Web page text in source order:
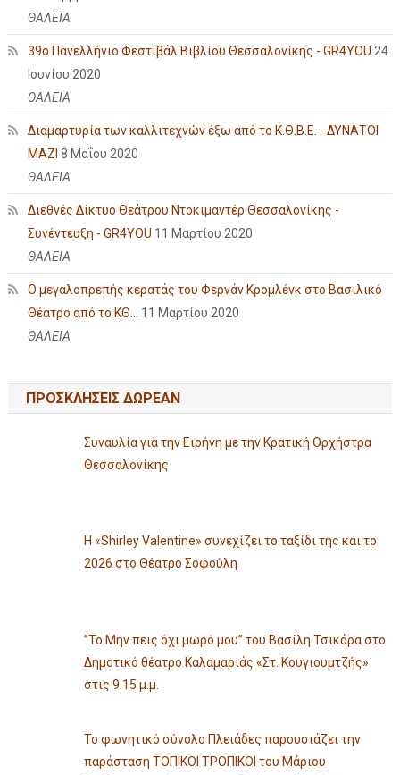
ΘΑΛΕΙΑ
39ο Πανελλήνιο Φεστιβάλ Βιβλίου Θεσσαλονίκης - GR4YOU 24
Ιουνίου 2020
ΘΑΛΕΙΑ
Διαμαρτυρία των καλλιτεχνών έξω από το Κ.Θ.Β.Ε. - ΔΥΝΑΤΟΙ
ΜΑΖΙ 8 Μαΐου 2020
ΘΑΛΕΙΑ
Διεθνές Δίκτυο Θεάτρου Ντοκιμαντέρ Θεσσαλονίκης -
Συνέντευξη - GR4YOU 11 Μαρτίου 2020
ΘΑΛΕΙΑ
Ο μεγαλοπρεπής κερατάς του Φερνάν Κρομλένκ στο Βασιλικό
Θέατρο από το ΚΘ...
11 Μαρτίου 2020
ΘΑΛΕΙΑ
ΠΡΟΣΚΛΗΣΕΙΣ ΔΩΡΕΑΝ
Συναυλία για την Ειρήνη με την Κρατική Ορχήστρα
Θεσσαλονίκης
Η «Shirley Valentine» συνεχίζει το ταξίδι της και το
2026 στο Θέατρο Σοφούλη
”Το Μην πεις όχι μωρό μου” του Βασίλη Τσικάρα στο
Δημοτικό θέατρο Καλαμαριάς «Στ. Κουγιουμτζής»
στις 9:15 μ.μ.
Το φωνητικό σύνολο Πλειάδες παρουσιάζει την
παράσταση ΤΟΠΙΚΟΙ ΤΡΟΠΙΚΟΙ του Μάριου